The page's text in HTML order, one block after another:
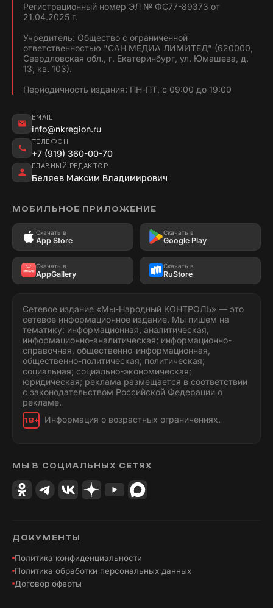
Регистрационный номер ЭЛ № ФС77-89373 от
21.04.2025 г.
Учредитель: Общество с ограниченной
ответственностью "САН МЕДИА ЛИМИТЕД" (620000,
Свердловская обл., г. Екатеринбург, ул. Юмашева, д.
13, кв. 103).
Периодичность издания: ПН-ПТ, с 09:00 до 19:00
EMAIL
info@nkregion.ru
ТЕЛЕФОН
+7 (919) 360-00-70
ГЛАВНЫЙ РЕДАКТОР
Беляев Максим Владимирович
МОБИЛЬНОЕ ПРИЛОЖЕНИЕ
Скачать в
App Store
Скачать в
Google Play
Скачать в
AppGallery
Скачать в
RuStore
Сетевое издание «Мы-Народный КОНТРОЛЬ» — это
сетевое информационное издание. Мы пишем на
тематику: информационная, аналитическая,
информационно-аналитическая; информационно-
справочная, общественно-информационная,
общественно-политическая; политическая;
социальная; социально-экономическая;
юридическая; реклама размещается в соответствии
с законодательством Российской Федерации о
рекламе.
18+ Информация о возрастных ограничениях.
МЫ В СОЦИАЛЬНЫХ СЕТЯХ
ДОКУМЕНТЫ
Политика конфиденциальности
Политика обработки персональных данных
Договор оферты